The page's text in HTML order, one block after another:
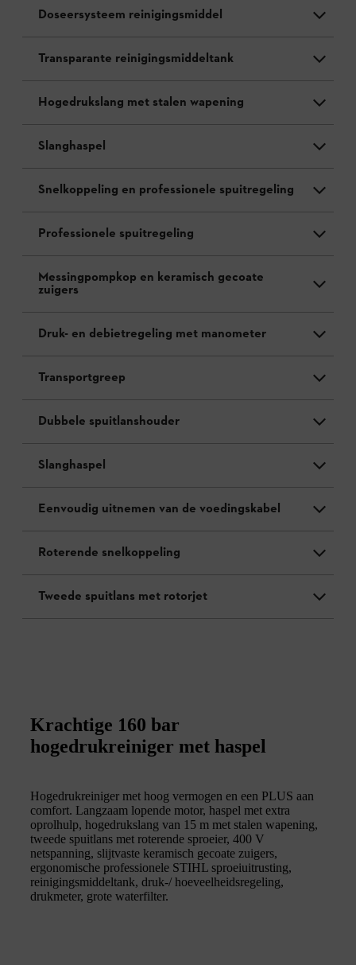
Doseersysteem reinigingsmiddel
Transparante reinigingsmiddeltank
Hogedrukslang met stalen wapening
Slanghaspel
Snelkoppeling en professionele spuitregeling
Professionele spuitregeling
Messingpompkop en keramisch gecoate
zuigers
Druk- en debietregeling met manometer
Transportgreep
Dubbele spuitlanshouder
Slanghaspel
Eenvoudig uitnemen van de voedingskabel
Roterende snelkoppeling
Tweede spuitlans met rotorjet
Krachtige 160 bar
hogedrukreiniger met haspel
Hogedrukreiniger met hoog vermogen en een PLUS aan
comfort. Langzaam lopende motor, haspel met extra
oprolhulp, hogedrukslang van 15 m met stalen wapening,
tweede spuitlans met roterende sproeier, 400 V
netspanning, slijtvaste keramisch gecoate zuigers,
ergonomische professionele STIHL sproeiuitrusting,
reinigingsmiddeltank, druk-/ hoeveelheidsregeling,
drukmeter, grote waterfilter.